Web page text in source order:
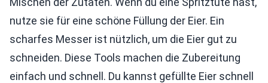
nutze sie für eine schöne Füllung der Eier. Ein
scharfes Messer ist nützlich, um die Eier gut zu
schneiden. Diese Tools machen die Zubereitung
einfach und schnell. Du kannst gefüllte Eier schnell